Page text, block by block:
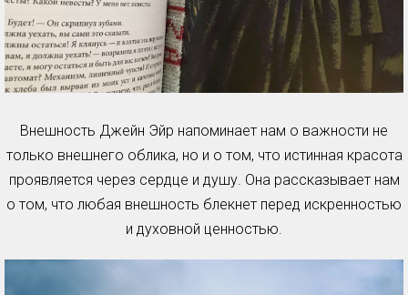
Внешность Джейн Эйр напоминает нам о важности не
только внешнего облика, но и о том, что истинная красота
проявляется через сердце и душу. Она рассказывает нам
о том, что любая внешность блекнет перед искренностью
и духовной ценностью.